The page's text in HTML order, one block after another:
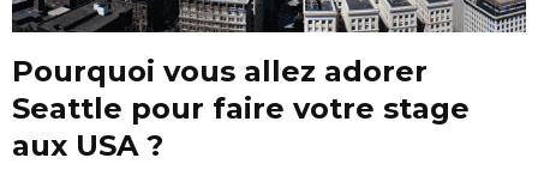
Pourquoi vous allez adorer
Seattle pour faire votre stage
aux USA ?